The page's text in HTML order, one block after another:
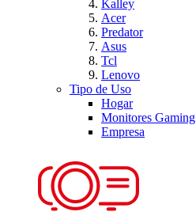
Kalley
Acer
Predator
Asus
Tcl
Lenovo
Tipo de Uso
Hogar
Monitores Gaming
Empresa